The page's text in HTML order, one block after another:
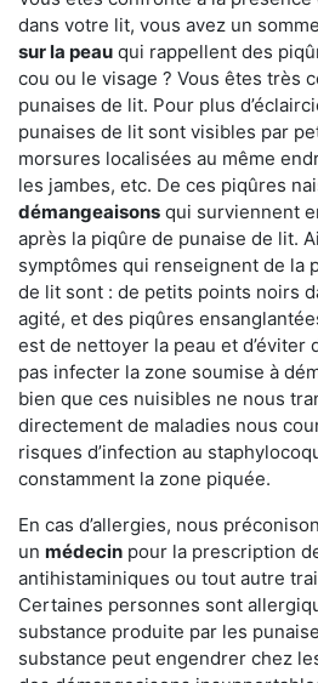
dans votre lit, vous avez un
sur la peau qui rappellent des
cou ou le visage ? Vous êtes très
punaises de lit. Pour plus
punaises de lit sont visibles par
morsures localisées au même
les jambes, etc. De ces piqûres
démangeaisons qui surviennent
après la piqûre de punaise de lit.
symptômes qui renseignent de la
de lit sont : de petits points noirs
agité, et des piqûres
est de nettoyer la peau et d’éviter
pas infecter la zone soumise à
bien que ces nuisibles ne nous
directement de maladies nous
risques d’infection au
constamment la zone piquée.
En cas d’allergies, nous
un médecin pour la prescription
antihistaminiques ou tout autre
Certaines personnes sont
substance produite par les
substance peut engendrer chez